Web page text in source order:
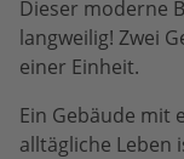
Dieser moderne
langweilig! Zwei
einer Einheit.
Ein Gebäude mit
alltägliche Leben